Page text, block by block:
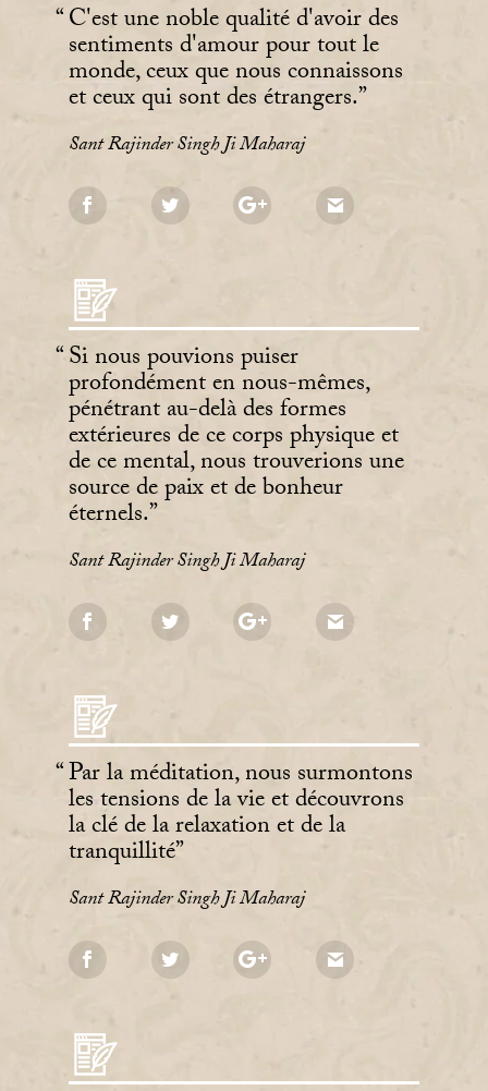
C'est une noble qualité d'avoir des
sentiments d'amour pour tout le
monde, ceux que nous connaissons
et ceux qui sont des étrangers.
Sant Rajinder Singh Ji Maharaj
Si nous pouvions puiser
profondément en nous-mêmes,
pénétrant au-delà des formes
extérieures de ce corps physique et
de ce mental, nous trouverions une
source de paix et de bonheur
éternels.
Sant Rajinder Singh Ji Maharaj
Par la méditation, nous surmontons
les tensions de la vie et découvrons
la clé de la relaxation et de la
tranquillité
Sant Rajinder Singh Ji Maharaj